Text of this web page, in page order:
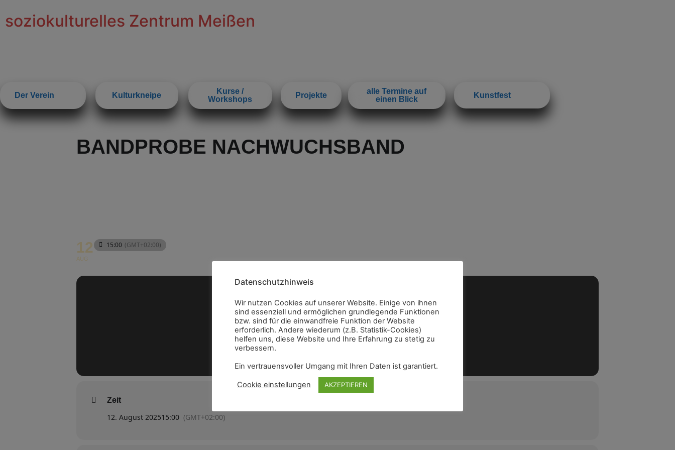
soziokulturelles Zentrum Meißen
Der Verein Kulturkneipe
Kurse /
Workshops
Projekte
alle Termine auf
einen Blick
Kunstfest
BANDPROBE NACHWUCHSBAND
12
AUG
15:00 (GMT+02:00)
Zeit
12. August 202515:00 (GMT+02:00)
Datenschutzhinweis
Wir nutzen Cookies auf unserer Website. Einige von ihnen
sind essenziell und ermöglichen grundlegende Funktionen
bzw. sind für die einwandfreie Funktion der Website
erforderlich. Andere wiederum (z.B. Statistik-Cookies)
helfen uns, diese Website und Ihre Erfahrung zu stetig zu
verbessern.
Ein vertrauensvoller Umgang mit Ihren Daten ist garantiert.
Cookie einstellungen AKZEPTIEREN